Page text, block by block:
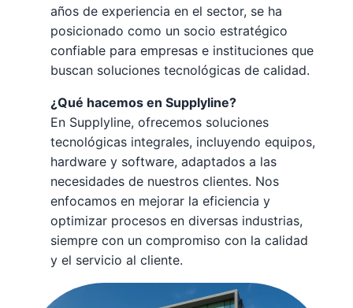
años de experiencia en el sector, se ha
posicionado como un socio estratégico
confiable para empresas e instituciones que
buscan soluciones tecnológicas de calidad.
¿Qué hacemos en Supplyline?
En Supplyline, ofrecemos soluciones
tecnológicas integrales, incluyendo equipos,
hardware y software, adaptados a las
necesidades de nuestros clientes. Nos
enfocamos en mejorar la eficiencia y
optimizar procesos en diversas industrias,
siempre con un compromiso con la calidad
y el servicio al cliente.